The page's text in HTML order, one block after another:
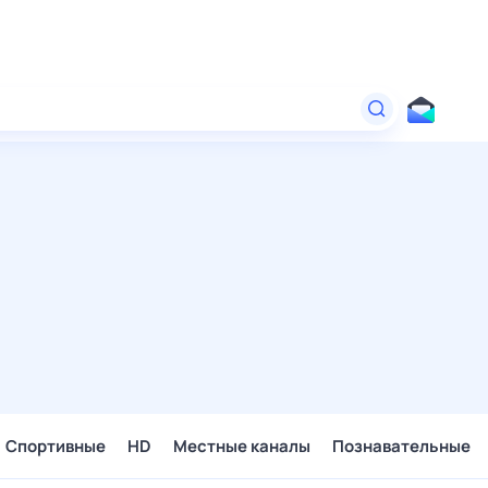
Спортивные HD Местные каналы Познавательные